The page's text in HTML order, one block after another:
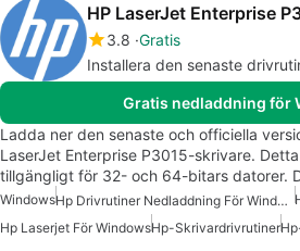
HP LaserJet Enterprise
3.8 Gratis
Installera den senaste
Gratis nedladdning för
Ladda ner den senaste och officiella
LaserJet Enterprise P3015-skrivare.
tillgängligt för 32- och 64-bitars datorer.
Windows Hp Drivrutiner Nedladdning För Windows
Hp Laserjet För WindowsHp-Skrivardrivrutiner